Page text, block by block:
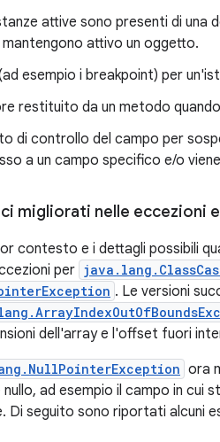
attive sono presenti di una
attivo un oggetto.
esempio i breakpoint) per
restituito da un metodo
di controllo del campo per
a un campo specifico e/o
migliorati nelle eccezioni
contesto e i dettagli possibili
per
. Le versioni
dell'array e l'offset fuori
ora
ad esempio il campo in
Di seguito sono riportati alcuni